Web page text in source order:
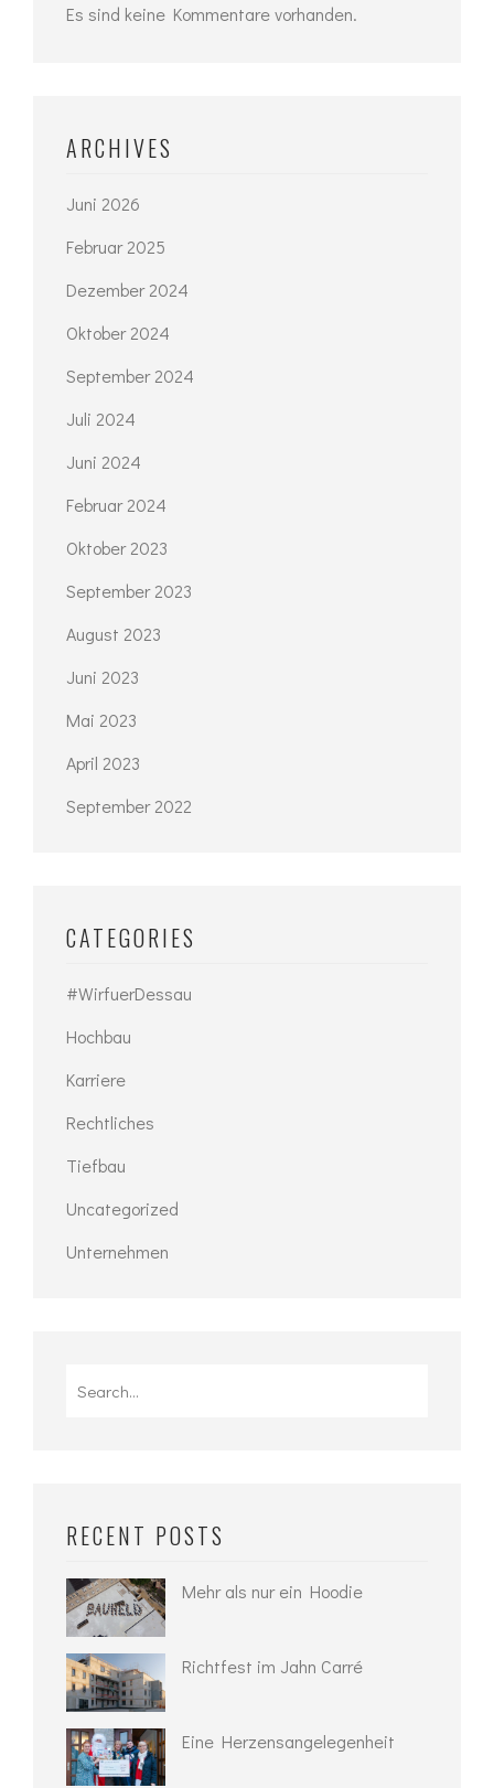
Es sind keine Kommentare vorhanden.
ARCHIVES
Juni 2026
Februar 2025
Dezember 2024
Oktober 2024
September 2024
Juli 2024
Juni 2024
Februar 2024
Oktober 2023
September 2023
August 2023
Juni 2023
Mai 2023
April 2023
September 2022
CATEGORIES
#WirfuerDessau
Hochbau
Karriere
Rechtliches
Tiefbau
Uncategorized
Unternehmen
RECENT POSTS
Mehr als nur ein Hoodie
Richtfest im Jahn Carré
Eine Herzensangelegenheit